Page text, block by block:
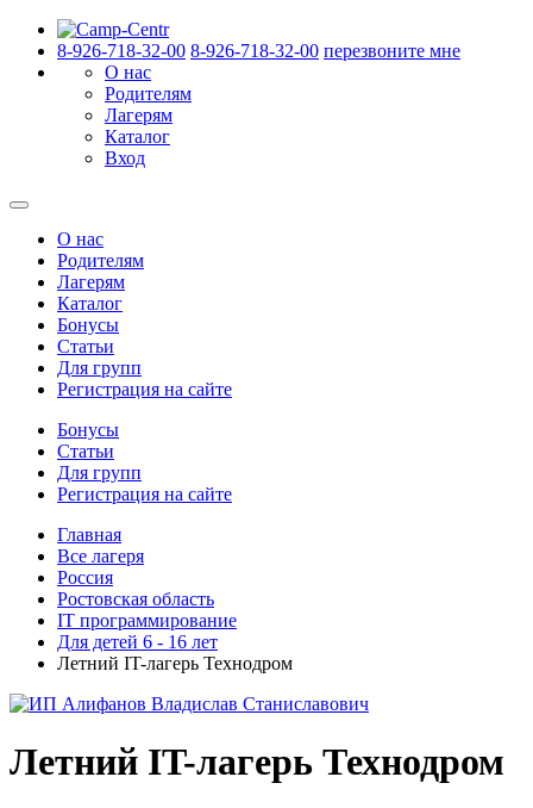
8-926-718-32-00 8-926-718-32-00 перезвоните мне
О нас
Родителям
Лагерям
Каталог
Вход
О нас
Родителям
Лагерям
Каталог
Бонусы
Статьи
Для групп
Регистрация на сайте
Бонусы
Статьи
Для групп
Регистрация на сайте
Главная
Все лагеря
Россия
Ростовская область
IT программирование
Для детей 6 - 16 лет
Летний IT-лагерь Технодром
Летний IT-лагерь Технодром